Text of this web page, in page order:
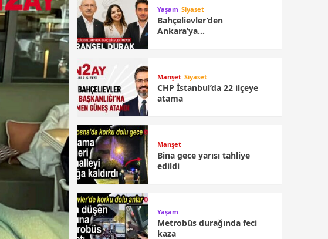
Yaşam Siyaset
Bahçelievler’den
Ankara’ya…
Manşet Siyaset
CHP İstanbul’da 22 ilçeye
atama
Manşet
Bina gece yarısı tahliye
edildi
Yaşam
Metrobüs durağında feci
kaza